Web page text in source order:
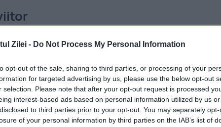
Zilei - Do Not Process My Personal Information
opt-out of the sale, sharing to third parties, or processing of your
for targeted advertising by us, please use the below opt-out
selection. Please note that after your opt-out request is processed
interest-based ads based on personal information utilized by us
to third parties prior to your opt-out. You may separately
of your personal information by third parties on the IAB’s list of
o nouă destinație din
cu prețuri începând de la 159 RON sau
cu 9 iunie 2025.
Internațional București Băneasa „Aurel